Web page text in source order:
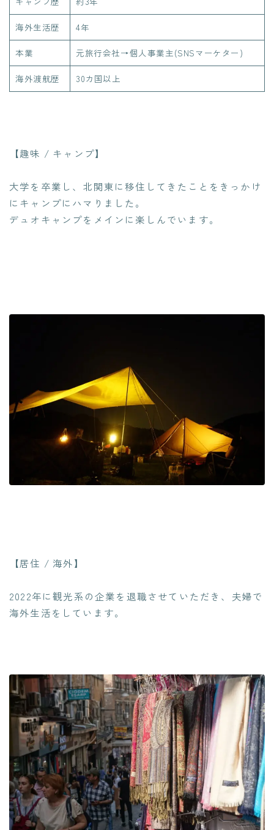
海外生活歴 4年
本業 元旅行会社→個人事業主(SNSマーケター)
海外渡航歴 30カ国以上
【趣味 / キャンプ】
大学を卒業し、北関東に移住してきたことをきっかけ
にキャンプにハマりました。
デュオキャンプをメインに楽しんでいます。
【居住 / 海外】
2022年に観光系の企業を退職させていただき、夫婦で
海外生活をしています。